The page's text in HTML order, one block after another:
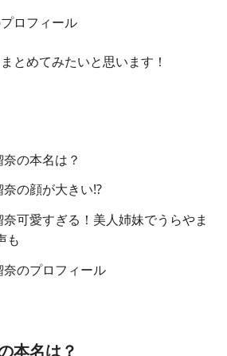
ロフィール
とめてみたいと思います！
奈の本名は？
奈の顔が大きい⁉
奈可愛すぎる！美人姉妹でうらやま
も
奈のプロフィール
本名は？